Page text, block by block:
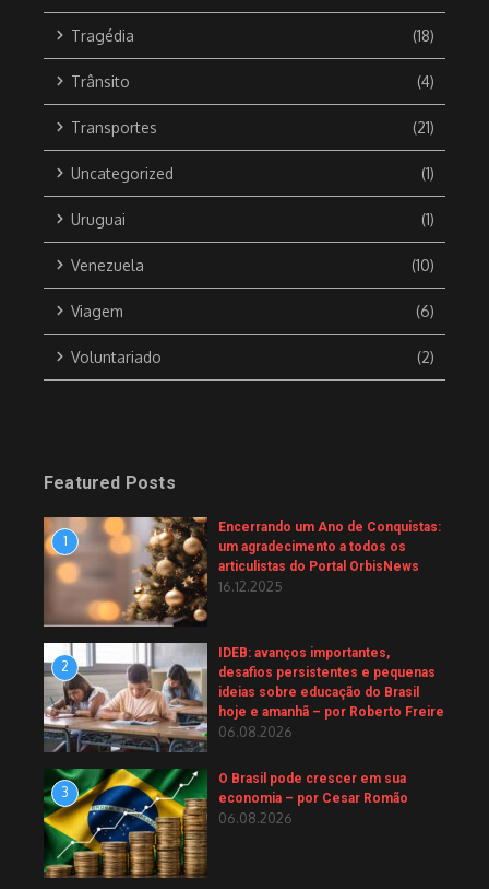
Tragédia (18)
Trânsito (4)
Transportes (21)
Uncategorized (1)
Uruguai (1)
Venezuela (10)
Viagem (6)
Voluntariado (2)
Featured Posts
1
Encerrando um Ano de Conquistas:
um agradecimento a todos os
articulistas do Portal OrbisNews
16.12.2025
2
IDEB: avanços importantes,
desafios persistentes e pequenas
ideias sobre educação do Brasil
hoje e amanhã – por Roberto Freire
06.08.2026
3
O Brasil pode crescer em sua
economia – por Cesar Romão
06.08.2026